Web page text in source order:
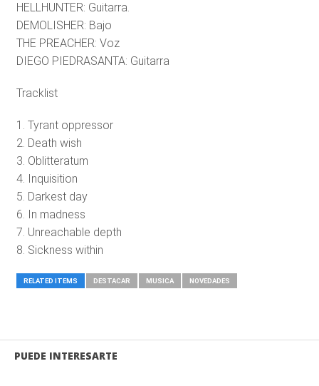
HELLHUNTER: Guitarra.
DEMOLISHER: Bajo
THE PREACHER: Voz
DIEGO PIEDRASANTA: Guitarra
Tracklist
1. Tyrant oppressor
2. Death wish
3. Oblitteratum
4. Inquisition
5. Darkest day
6. In madness
7. Unreachable depth
8. Sickness within
RELATED ITEMS DESTACAR MUSICA NOVEDADES
PUEDE INTERESARTE